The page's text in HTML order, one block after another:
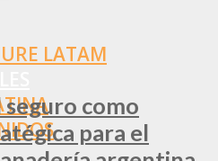
LATAM
como
para el